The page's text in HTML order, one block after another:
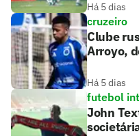
Há 5 dias
cruzeiro
Clube
Arroyo,
Há 5 dias
futebol
John